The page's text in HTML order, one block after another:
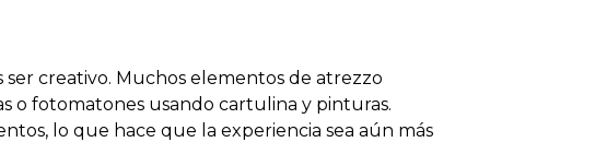
creativo. Muchos elementos de atrezzo
o fotomatones usando cartulina y pinturas.
lo que hace que la experiencia sea aún más